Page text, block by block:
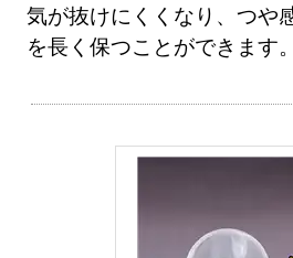
気が抜けにくくなり、つや
を長く保つことができます。